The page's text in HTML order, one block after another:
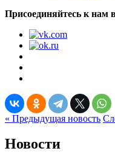
Присоединяйтесь к нам
« Предыдущая новость
Новости